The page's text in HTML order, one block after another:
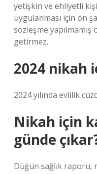
yetişkin ve ehliyetli
uygulanması için ön
sözleşme
getirmez.
2024 nikah
2024 yılında evlilik
Nikah için
günde
Düğün sağlık raporu,